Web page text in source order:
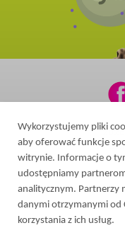
Web
Wykorzystujemy pliki
aby oferować funkcje
witrynie. Informacje o
udostępniamy
analitycznym. Partnerzy
danymi otrzymanymi od
korzystania z ich usług.